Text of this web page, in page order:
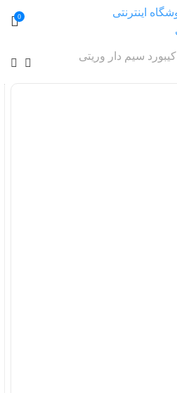
0
کیبورد سیم دار وریتی